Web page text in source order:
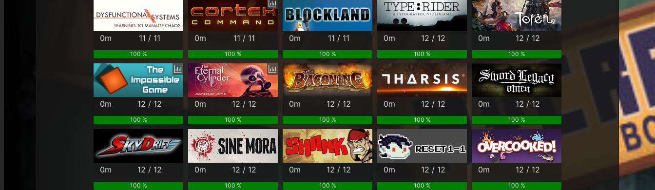
0m 11 / 11
100 %
0m 11 / 11
100 %
0m 11 / 11
100 %
0m 12 / 12
100 %
0m 12 / 12
100 %
0m 12 / 12
100 %
0m 12 / 12
100 %
0m 12 / 12
100 %
0m 12 / 12
100 %
0m 12 / 12
100 %
0m 12 / 12
100 %
0m 12 / 12
100 %
0m 12 / 12
100 %
0m 12 / 12
100 %
0m 12 / 12
100 %